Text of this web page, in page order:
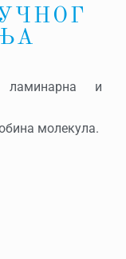
ламинарна и
молекула.